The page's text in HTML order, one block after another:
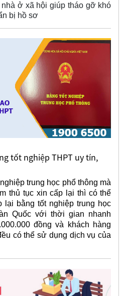
ở xã hội giúp tháo gỡ khó
bị hồ sơ
tốt nghiệp THPT uy tín,
trung học phổ thông mà
thủ tục xin cấp lại thì có thể
lại bằng tốt nghiệp trung học
Quốc với thời gian nhanh
đồng và khách hàng
có thể sử dụng dịch vụ của